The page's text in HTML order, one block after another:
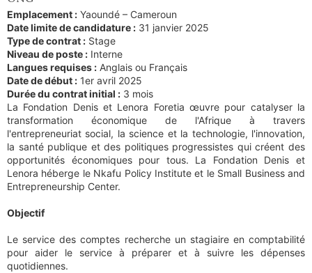
Emplacement : Yaoundé – Cameroun
Date limite de candidature : 31 janvier 2025
Type de contrat : Stage
Niveau de poste : Interne
Langues requises : Anglais ou Français
Date de début : 1er avril 2025
Durée du contrat initial : 3 mois
La Fondation Denis et Lenora Foretia œuvre pour catalyser la
transformation économique de l'Afrique à travers
l'entrepreneuriat social, la science et la technologie, l'innovation,
la santé publique et des politiques progressistes qui créent des
opportunités économiques pour tous. La Fondation Denis et
Lenora héberge le Nkafu Policy Institute et le Small Business and
Entrepreneurship Center.
Objectif
Le service des comptes recherche un stagiaire en comptabilité
pour aider le service à préparer et à suivre les dépenses
quotidiennes.